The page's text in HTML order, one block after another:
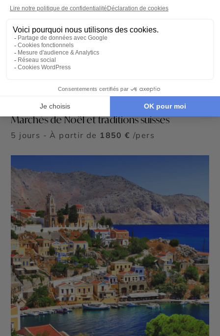
CIRCUIT INDIVIDUEL EN LIBERTÉ
Marchés de Noël et traditions suisses
5 jours - À partir de 1850 € /pers